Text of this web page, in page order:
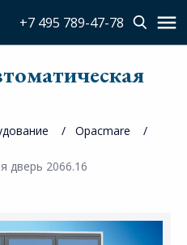
+7 495 789-47-78
Opacmare
дверь 2066.16